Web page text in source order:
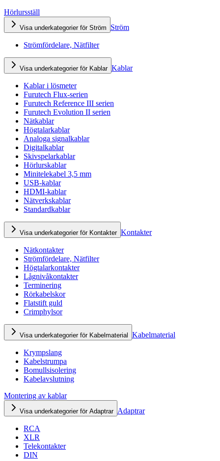
Hörlursställ
Visa underkategorier för Ström Ström
Strömfördelare, Nätfilter
Visa underkategorier för Kablar Kablar
Kablar i lösmeter
Furutech Flux-serien
Furutech Reference III serien
Furutech Evolution II serien
Nätkablar
Högtalarkablar
Analoga signalkablar
Digitalkablar
Skivspelarkablar
Hörlurskablar
Minitelekabel 3,5 mm
USB-kablar
HDMI-kablar
Nätverkskablar
Standardkablar
Visa underkategorier för Kontakter Kontakter
Nätkontakter
Strömfördelare, Nätfilter
Högtalarkontakter
Lågnivåkontakter
Terminering
Rörkabelskor
Flatstift guld
Crimphylsor
Visa underkategorier för Kabelmaterial Kabelmaterial
Krympslang
Kabelstrumpa
Bomullsisolering
Kabelavslutning
Montering av kablar
Visa underkategorier för Adaptrar Adaptrar
RCA
XLR
Telekontakter
DIN